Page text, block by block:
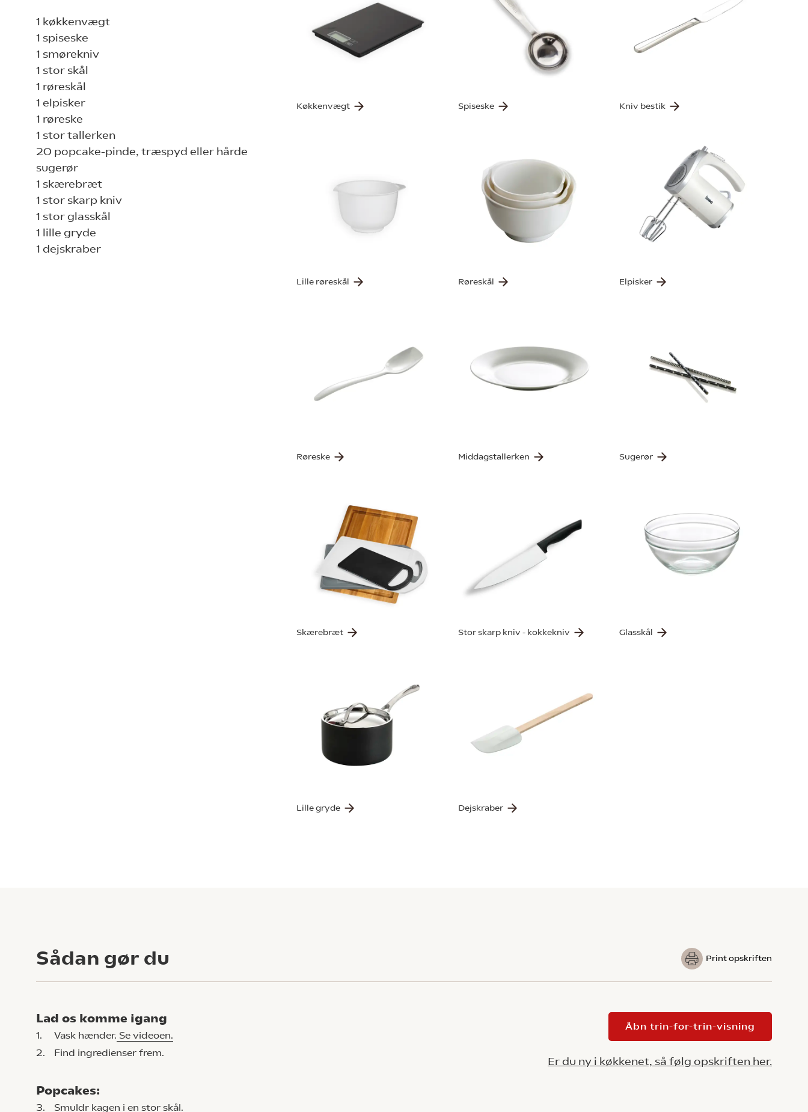
1 køkkenvægt
1 spiseske
1 smørekniv
1 stor skål
1 røreskål
1 elpisker
1 røreske
1 stor tallerken
20 popcake-pinde, træspyd eller hårde
sugerør
1 skærebræt
1 stor skarp kniv
1 stor glasskål
1 lille gryde
1 dejskraber
Køkkenvægt Spiseske Kniv bestik
Lille røreskål Røreskål Elpisker
Røreske Middagstallerken Sugerør
Skærebræt Stor skarp kniv - kokkekniv Glasskål
Lille gryde Dejskraber
Sådan gør du Print opskriften
Lad os komme igang
1. Vask hænder. Se videoen.
2.
Find ingredienser frem.
Popcakes:
3. Smuldr kagen i en stor skål.
Åbn trin-for-trin-visning
Er du ny i køkkenet, så følg opskriften her.